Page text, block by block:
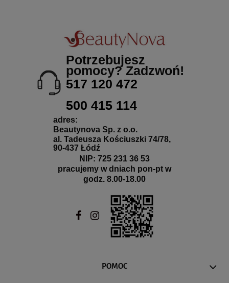
Potrzebujesz
pomocy? Zadzwoń!
517 120 472
500 415 114
adres:
Beautynova Sp. z o.o.
al. Tadeusza Kościuszki 74/78,
90-437 Łódź
NIP: 725 231 36 53
pracujemy w dniach pon-pt w
godz. 8.00-18.00
POMOC